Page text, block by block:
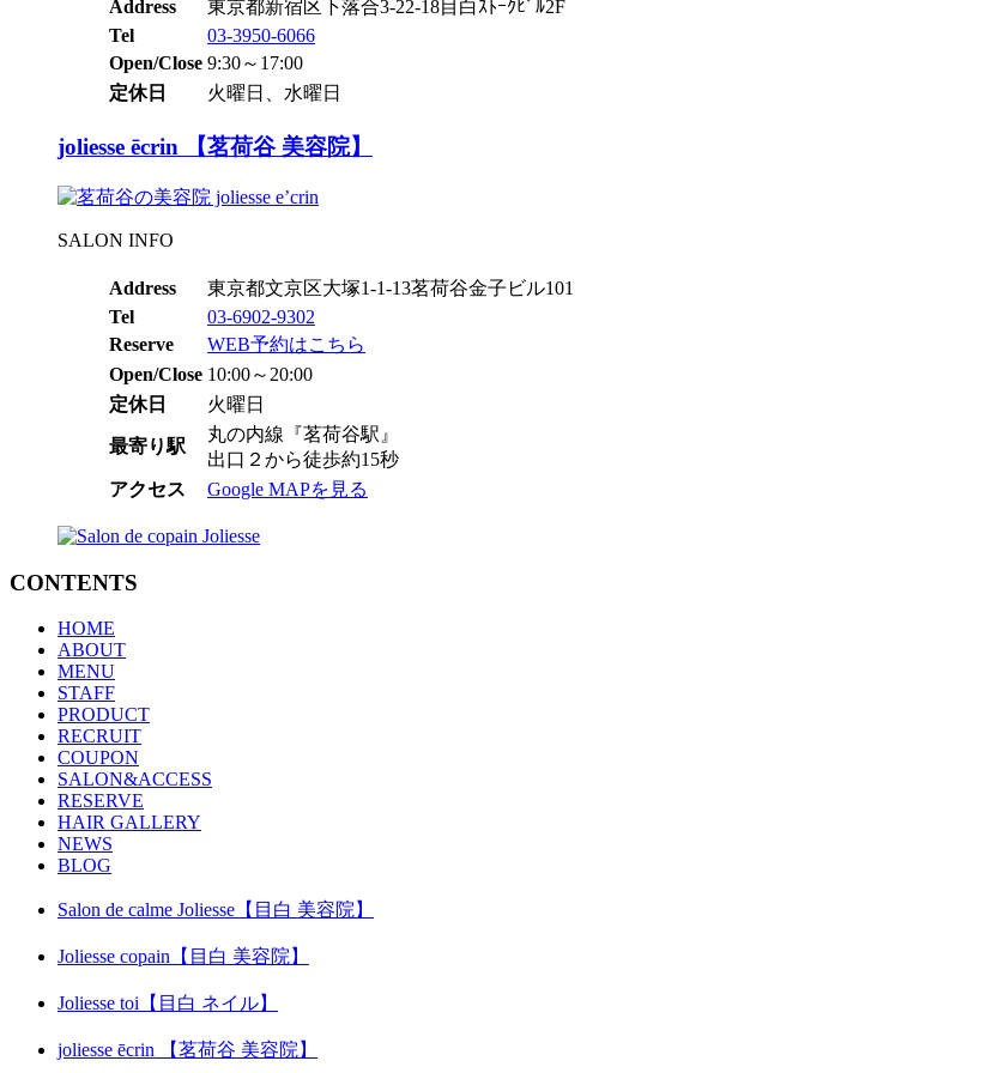
Address
東京都新宿区下落合3-22-18目白ｽﾄｰｸﾋﾞﾙ2F
Tel
03-3950-6066
Open/Close 9:30～17:00
定休日
火曜日、水曜日
joliesse ēcrin 【茗荷谷 美容院】
SALON INFO
Address
東京都文京区大塚1-1-13茗荷谷金子ビル101
Tel
03-6902-9302
Reserve
WEB予約はこちら
Open/Close 10:00～20:00
定休日
火曜日
最寄り駅
丸の内線『茗荷谷駅』
出口２から徒歩約15秒
アクセス
Google MAPを見る
CONTENTS
HOME
ABOUT
MENU
STAFF
PRODUCT
RECRUIT
COUPON
SALON&ACCESS
RESERVE
HAIR GALLERY
NEWS
BLOG
Salon de calme Joliesse【目白 美容院】
Joliesse copain【目白 美容院】
Joliesse toi【目白 ネイル】
joliesse ēcrin 【茗荷谷 美容院】